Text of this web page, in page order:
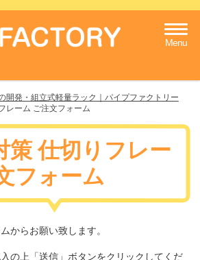
Menu
開発・組立式軽量ラック｜パイプファクトリー
レーム ご注文フォーム
策 仕切りフレー
フォーム
からお願い致します。
の上「送信」ボタンをクリックしてくだ